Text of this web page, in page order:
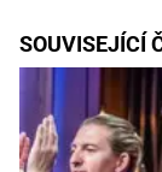
SOUVISEJÍCÍ